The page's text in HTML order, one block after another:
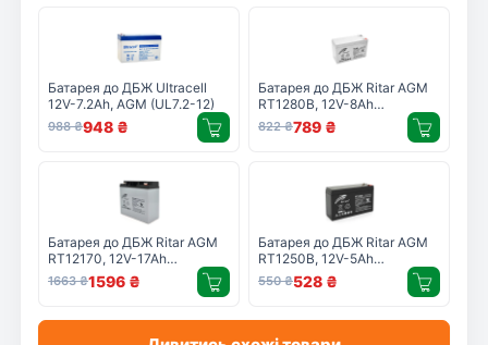
Батарея до ДБЖ Ultracell
12V-7.2Ah, AGM (UL7.2-12)
988₴948 ₴
Батарея до ДБЖ Ritar AGM
RT1280B, 12V-8Ah
(RT1280B)
822₴789 ₴
Батарея до ДБЖ Ritar AGM
RT12170, 12V-17Ah
(RT12170H)
1663₴1596 ₴
Батарея до ДБЖ Ritar AGM
RT1250B, 12V-5Ah
(RT1250B)
550₴528 ₴